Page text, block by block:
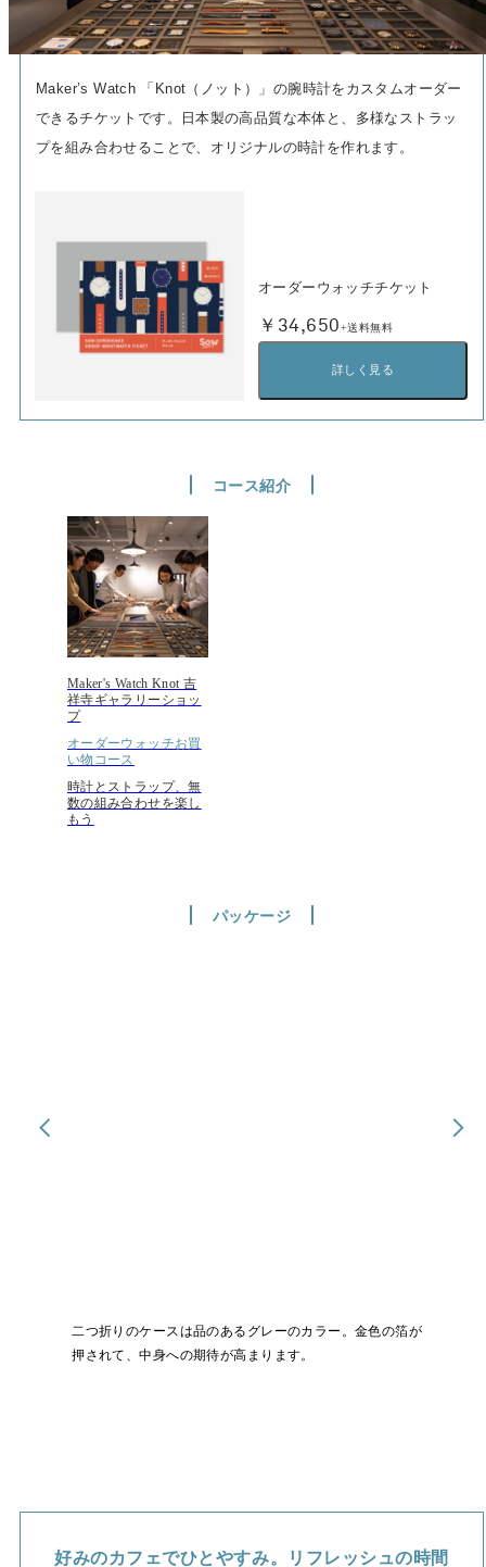
Maker’s Watch 「Knot（ノット）」の腕時計をカスタムオーダー
できるチケットです。日本製の高品質な本体と、多様なストラッ
プを組み合わせることで、オリジナルの時計を作れます。
オーダーウォッチチケット
￥34,650+送料無料
詳しく見る
コース紹介
Maker's Watch Knot 吉
祥寺ギャラリーショッ
プ
オーダーウォッチお買
い物コース
時計とストラップ、無
数の組み合わせを楽し
もう
パッケージ
二つ折りのケースは品のあるグレーのカラー。金色の箔が
押されて、中身への期待が高まります。
knotの世界観や組み合わせ例などを紹介した使い方ガイド
と、専用サイトを利用するためのアクセスコードが入って
好みのカフェでひとやすみ。リフレッシュの時間